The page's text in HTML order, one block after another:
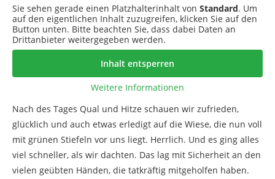
Sie sehen gerade einen Platzhalterinhalt von Standard. Um
auf den eigentlichen Inhalt zuzugreifen, klicken Sie auf den
Button unten. Bitte beachten Sie, dass dabei Daten an
Drittanbieter weitergegeben werden.
Inhalt entsperren
Weitere Informationen
Nach des Tages Qual und Hitze schauen wir zufrieden,
glücklich und auch etwas erledigt auf die Wiese, die nun voll
mit grünen Stiefeln vor uns liegt. Herrlich. Und es ging alles
viel schneller, als wir dachten. Das lag mit Sicherheit an den
vielen geübten Händen, die tatkräftig mitgeholfen haben.